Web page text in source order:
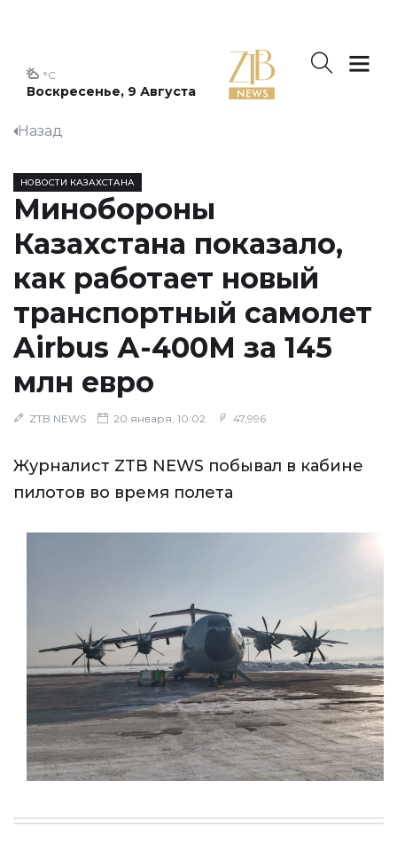
Воскресенье, 9 Августа
°C
Назад
НОВОСТИ КАЗАХСТАНА
Минобороны
Казахстана показало,
как работает новый
транспортный самолет
Airbus А-400М за 145
млн евро
ZTB NEWS 20 января, 10:02 47,996
Журналист ZTB NEWS побывал в кабине
пилотов во время полета